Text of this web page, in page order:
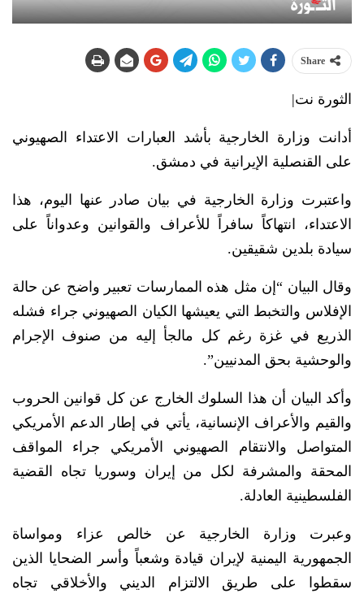
Share
الثورة نت|
أدانت وزارة الخارجية بأشد العبارات الاعتداء الصهيوني
على القنصلية الإيرانية في دمشق.
واعتبرت وزارة الخارجية في بيان صادر عنها اليوم، هذا
الاعتداء، انتهاكاً سافراً للأعراف والقوانين وعدواناً على
سيادة بلدين شقيقين.
وقال البيان “إن مثل هذه الممارسات تعبير واضح عن حالة
الإفلاس والتخبط التي يعيشها الكيان الصهيوني جراء فشله
الذريع في غزة رغم كل مالجأ إليه من صنوف الإجرام
والوحشية بحق المدنيين”.
وأكد البيان أن هذا السلوك الخارج عن كل قوانين الحروب
والقيم والأعراف الإنسانية، يأتي في إطار الدعم الأمريكي
المتواصل والانتقام الصهيوني الأمريكي جراء المواقف
المحقة والمشرفة لكل من إيران وسوريا تجاه القضية
الفلسطينية العادلة.
وعبرت وزارة الخارجية عن خالص عزاء ومواساة
الجمهورية اليمنية لإيران قيادة وشعباً وأسر الضحايا الذين
سقطوا على طريق الالتزام الديني والأخلاقي تجاه